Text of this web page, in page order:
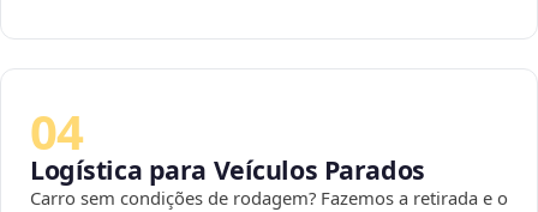
04
Logística para Veículos Parados
Carro sem condições de rodagem? Fazemos a retirada e o